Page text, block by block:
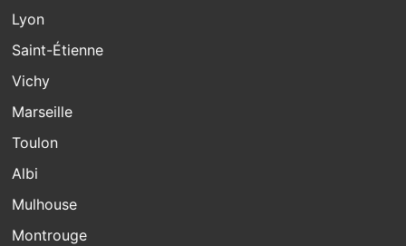
Lyon
Saint-Étienne
Vichy
Marseille
Toulon
Albi
Mulhouse
Montrouge